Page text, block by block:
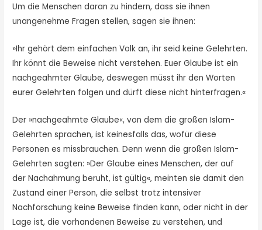
Um die Menschen daran zu hindern, dass sie ihnen
unangenehme Fragen stellen, sagen sie ihnen:
»Ihr gehört dem einfachen Volk an, ihr seid keine Gelehrten.
Ihr könnt die Beweise nicht verstehen. Euer Glaube ist ein
nachgeahmter Glaube, deswegen müsst ihr den Worten
eurer Gelehrten folgen und dürft diese nicht hinterfragen.«
Der »nachgeahmte Glaube«, von dem die großen Islam-
Gelehrten sprachen, ist keinesfalls das, wofür diese
Personen es missbrauchen. Denn wenn die großen Islam-
Gelehrten sagten: »Der Glaube eines Menschen, der auf
der Nachahmung beruht, ist gültig«, meinten sie damit den
Zustand einer Person, die selbst trotz intensiver
Nachforschung keine Beweise finden kann, oder nicht in der
Lage ist, die vorhandenen Beweise zu verstehen, und